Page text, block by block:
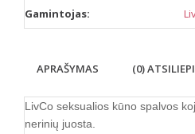
Gamintojas:
APRAŠYMAS (0)
LivCo seksualios kūno spalvos
nerinių juosta.